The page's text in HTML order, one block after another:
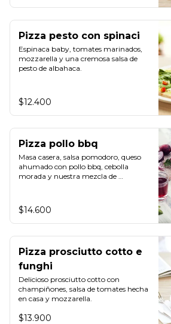
Pizza pesto con spinaci
Espinaca baby, tomates marinados,
mozzarella y una cremosa salsa de
pesto de albahaca.
$12.400
Pizza pollo bbq
Masa casera, salsa pomodoro, queso
ahumado con pollo bbq, cebolla
morada y nuestra mezcla de
$14.600
Pizza prosciutto cotto e
funghi
Delicioso prosciutto cotto con
champiñones, salsa de tomates hecha
en casa y mozzarella.
$13.900